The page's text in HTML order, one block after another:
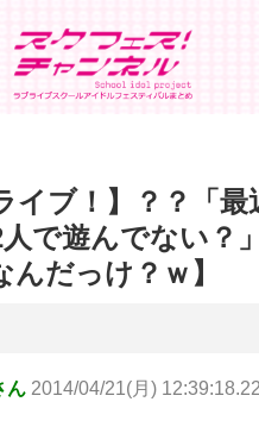
イブ！】？？「最
で遊んでない？」
んだっけ？ｗ】
ん 2014/04/21(月) 12:39:18.22